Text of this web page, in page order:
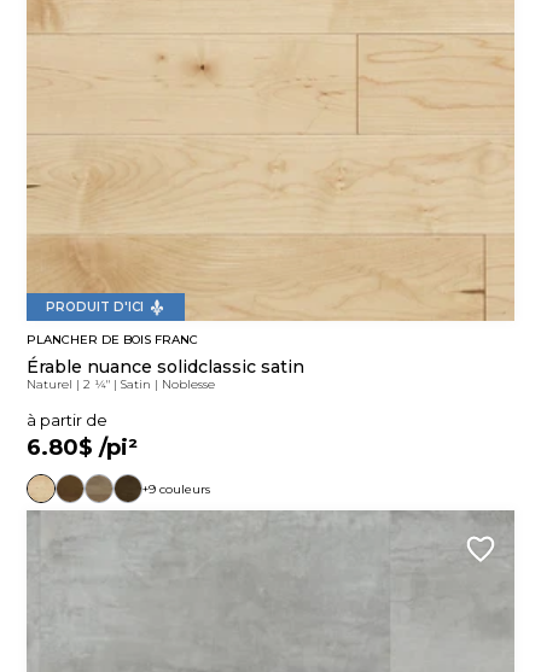
PRODUIT D'ICI
PLANCHER DE BOIS FRANC
Érable nuance solidclassic satin
Naturel |2 ¼" |Satin | Noblesse
à partir de
6.80$ /pi²
+9 couleurs